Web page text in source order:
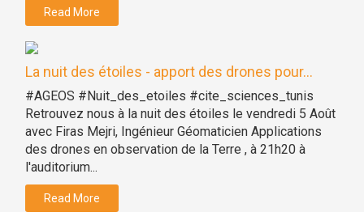
Read More
La nuit des étoiles - apport des drones pour...
#AGEOS #Nuit_des_etoiles #cite_sciences_tunis
Retrouvez nous à la nuit des étoiles le vendredi 5 Août
avec Firas Mejri, Ingénieur Géomaticien Applications
des drones en observation de la Terre , à 21h20 à
l'auditorium...
Read More